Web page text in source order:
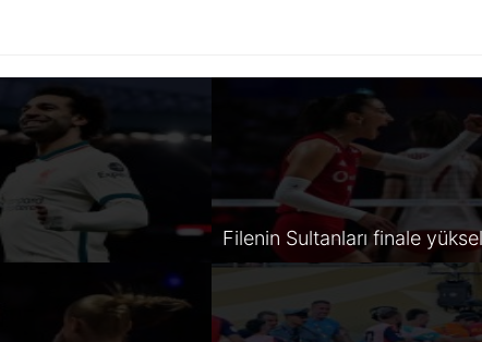
Filenin Sultanları finale